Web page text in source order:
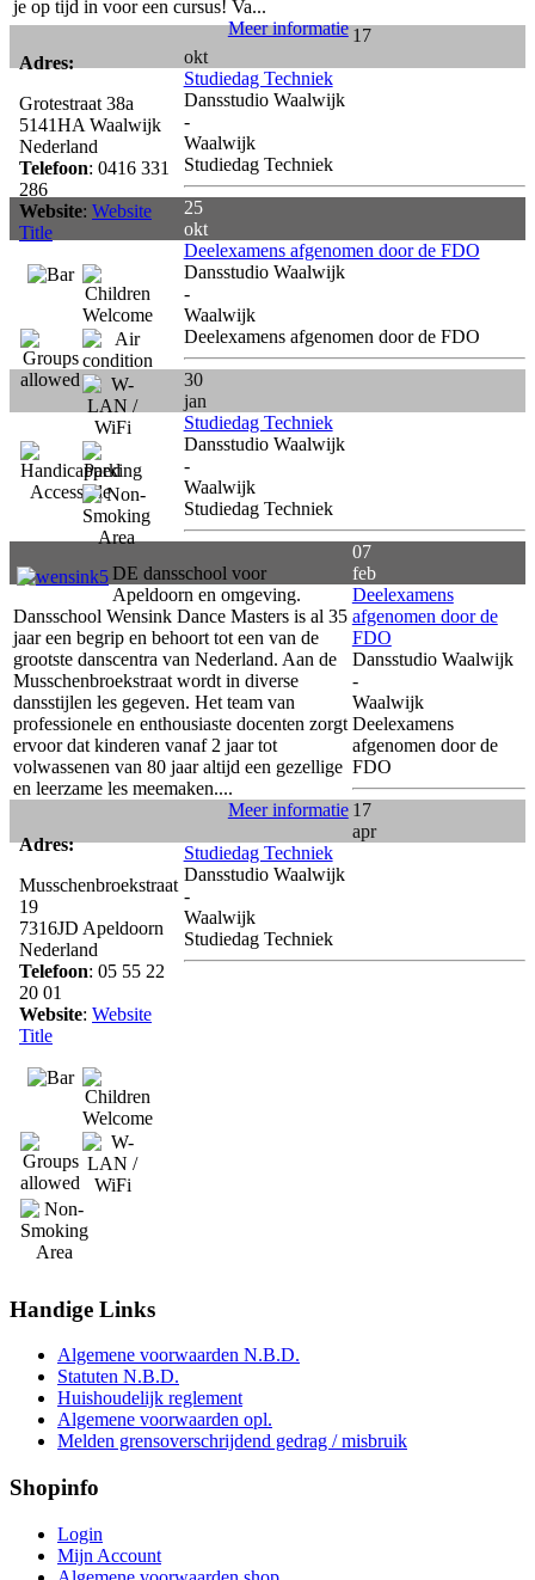
je op tijd in voor een cursus! Va...
Meer informatie
Adres:
Grotestraat 38a
5141HA Waalwijk
Nederland
Telefoon: 0416 331
286
Website: Website
Title
DE dansschool voor
Apeldoorn en omgeving.
Dansschool Wensink Dance Masters is al 35
jaar een begrip en behoort tot een van de
grootste danscentra van Nederland. Aan de
Musschenbroekstraat wordt in diverse
dansstijlen les gegeven. Het team van
professionele en enthousiaste docenten zorgt
ervoor dat kinderen vanaf 2 jaar tot
volwassenen van 80 jaar altijd een gezellige
en leerzame les meemaken....
Meer informatie
Adres:
Musschenbroekstraat
19
7316JD Apeldoorn
Nederland
Telefoon: 05 55 22
20 01
Website: Website
Title
17
okt
Studiedag Techniek
Dansstudio Waalwijk
-
Waalwijk
Studiedag Techniek
25
okt
Deelexamens afgenomen door de FDO
Dansstudio Waalwijk
-
Waalwijk
Deelexamens afgenomen door de FDO
30
jan
Studiedag Techniek
Dansstudio Waalwijk
-
Waalwijk
Studiedag Techniek
07
feb
Deelexamens
afgenomen door de
FDO
Dansstudio Waalwijk
-
Waalwijk
Deelexamens
afgenomen door de
FDO
17
apr
Studiedag Techniek
Dansstudio Waalwijk
-
Waalwijk
Studiedag Techniek
Handige Links
Algemene voorwaarden N.B.D.
Statuten N.B.D.
Huishoudelijk reglement
Algemene voorwaarden opl.
Melden grensoverschrijdend gedrag / misbruik
Shopinfo
Login
Mijn Account